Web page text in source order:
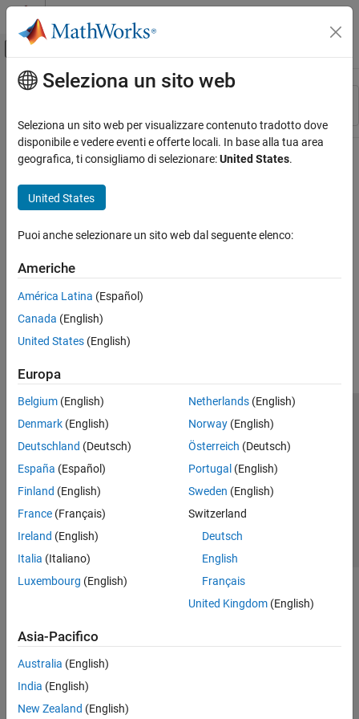
Vai al contenuto
Attiva/disattiva menu di navigazione
Risorsa
Stato
Contenuto principale
Seleziona un sito web
Seleziona un sito web per visualizzare contenuto tradotto dove
disponibile e vedere eventi e offerte locali. In base alla tua area
geografica, ti consigliamo di selezionare:United States.
United States
Puoi anche selezionare un sito web dal seguente elenco:
Americhe
América Latina (Español)
Canada (English)
United States (English)
Europa
Belgium (English)
Denmark (English)
Deutschland (Deutsch)
España (Español)
Finland (English)
France (Français)
Ireland (English)
Italia (Italiano)
Luxembourg (English)
Netherlands(English)
Norway(English)
Österreich (Deutsch)
Portugal (English)
Sweden (English)
Switzerland
Deutsch
English
Français
United Kingdom(English)
Asia-Pacifico
Australia (English)
India (English)
New Zealand (English)
Centro di fiducia
Informativa sulla privacy
Antipirateria
Stato dell'applicazione
Contatti
© 1994-2026 The MathWorks, Inc.